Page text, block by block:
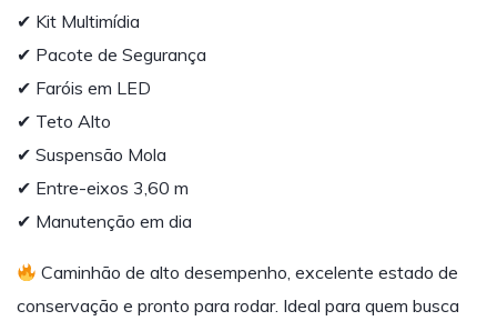
✔ Kit Multimídia
✔ Pacote de Segurança
✔ Faróis em LED
✔ Teto Alto
✔ Suspensão Mola
✔ Entre-eixos 3,60 m
✔ Manutenção em dia
Caminhão de alto desempenho, excelente estado de
conservação e pronto para rodar. Ideal para quem busca